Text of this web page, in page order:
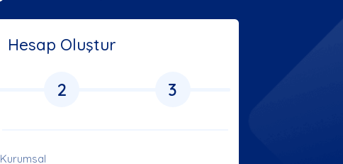
Hesap Oluştur
2 3
Kurumsal